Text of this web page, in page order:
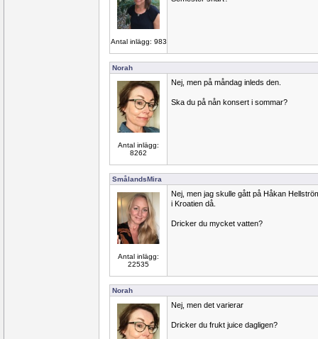
Antal inlägg: 983
Norah
Antal inlägg:
8262
Nej, men på måndag inleds den.
Ska du på nån konsert i sommar?
SmålandsMira
Antal inlägg:
22535
Nej, men jag skulle gått på Håkan
i Kroatien då.
Dricker du mycket vatten?
Norah
Nej, men det varierar
Dricker du frukt juice dagligen?